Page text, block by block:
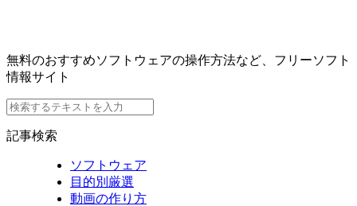
無料のおすすめソフトウェアの操作方法など、フリーソフト
情報サイト
記事検索
ソフトウェア
目的別厳選
動画の作り方